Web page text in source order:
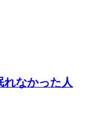
れなかった人